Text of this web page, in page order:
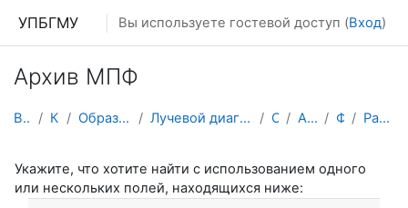
УПБГМУ Вы используете гостевой доступ (Вход)
Архив МПФ
В начало Кафедры Образование 2025-2026 уч.год Лучевой диагностики и лучевой терапии, ядерной мед... О курсе Архив МПФЛД Форумы Расширенный поиск
Укажите, что хотите найти с использованием одного
или нескольких полей, находящихся ниже: